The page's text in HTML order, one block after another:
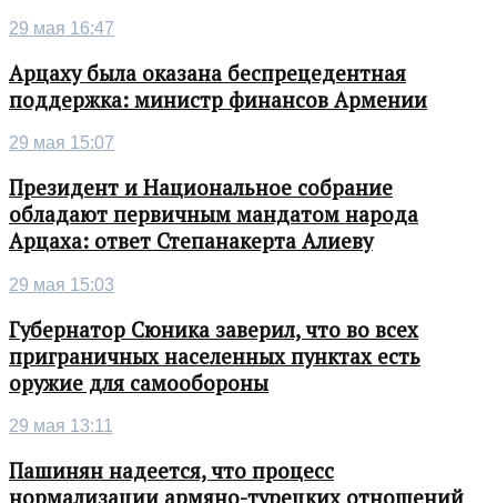
29 мая 16:47
Арцаху была оказана беспрецедентная
поддержка: министр финансов Армении
29 мая 15:07
Президент и Национальное собрание
обладают первичным мандатом народа
Арцаха: ответ Степанакерта Алиеву
29 мая 15:03
Губернатор Сюника заверил, что во всех
приграничных населенных пунктах есть
оружие для самообороны
29 мая 13:11
Пашинян надеется, что процесс
нормализации армяно-турецких отношений